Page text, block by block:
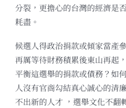
分裂，更擔心的台灣的經濟是
耗盡。
候選人得政治捐款或傾家當產
再厲等待財務積累後東山再起
平衡這選舉的捐款或債務？如
人沒有官商勾結真心誠心的清
不出新的人才 ，選舉文化不翻